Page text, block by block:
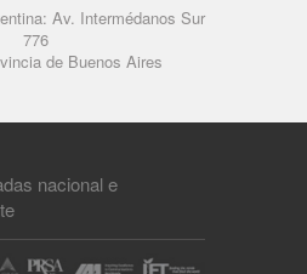
Av. Intermédanos Sur
776
de Buenos Aires
nacional e